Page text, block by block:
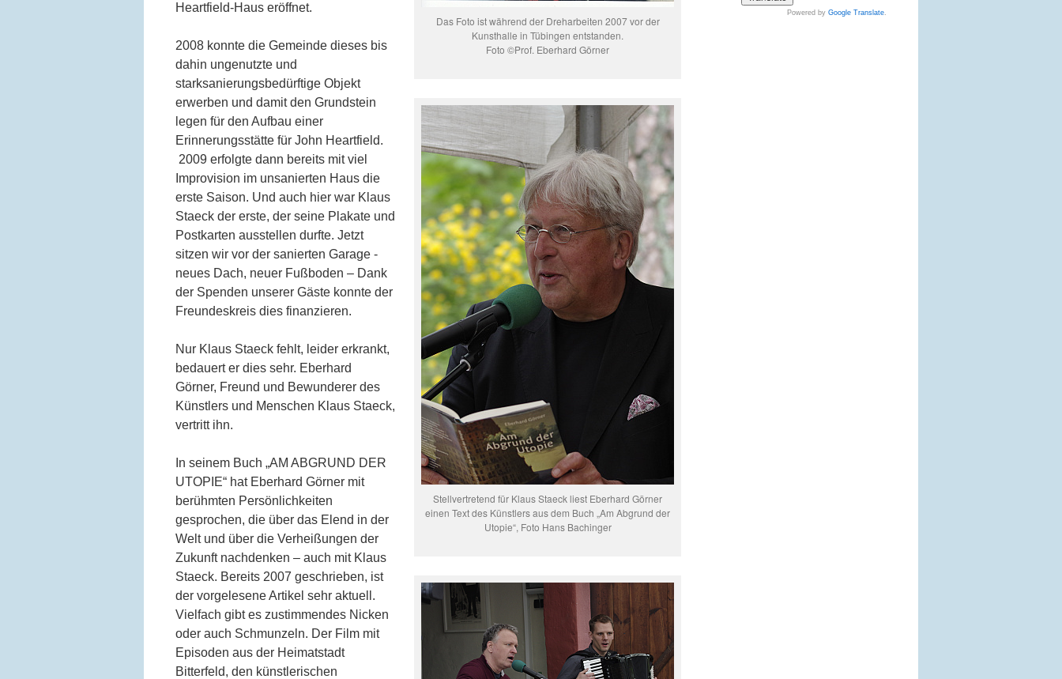
Das Foto ist während der Dreharbeiten 2007 vor der
Kunsthalle in Tübingen entstanden.
Foto ©Prof. Eberhard Görner
Heartfield-Haus eröffnet.
Stellvertretend für Klaus Staeck liest Eberhard Görner
einen Text des Künstlers aus dem Buch „Am Abgrund der
Utopie“, Foto Hans Bachinger
2008 konnte die Gemeinde dieses bis
dahin ungenutzte und
starksanierungsbedürftige Objekt
erwerben und damit den Grundstein
legen für den Aufbau einer
Erinnerungsstätte für John Heartfield.
2009 erfolgte dann bereits mit viel
Improvision im unsanierten Haus die
erste Saison. Und auch hier war Klaus
Staeck der erste, der seine Plakate und
Postkarten ausstellen durfte. Jetzt
sitzen wir vor der sanierten Garage -
neues Dach, neuer Fußboden – Dank
der Spenden unserer Gäste konnte der
Freundeskreis dies finanzieren.
Nur Klaus Staeck fehlt, leider erkrankt,
bedauert er dies sehr. Eberhard
Görner, Freund und Bewunderer des
Künstlers und Menschen Klaus Staeck,
vertritt ihn.
In seinem Buch „AM ABGRUND DER
UTOPIE“ hat Eberhard Görner mit
berühmten Persönlichkeiten
gesprochen, die über das Elend in der
Welt und über die Verheißungen der
Zukunft nachdenken – auch mit Klaus
Staeck. Bereits 2007 geschrieben, ist
der vorgelesene Artikel sehr aktuell.
Vielfach gibt es zustimmendes Nicken
oder auch Schmunzeln. Der Film mit
Episoden aus der Heimatstadt
Bitterfeld, den künstlerischen
Powered by Google Translate.